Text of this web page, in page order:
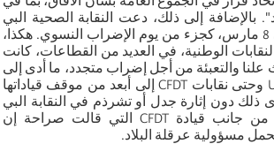
بالإضافة إلى ذلك، دعت النقابة الصحية البي
مهنية إلى إضراب في 8 مارس، كجزء من يوم الإضراب النسوي. هكذا،
الوطنية، في العديد من القطاعات، كانت
علنا والتعبئة من أجل إضراب متجدد، ما أدى إلى
دفع نقابات FO وUNSA وحتى نقابات CFDT إلى أبعد من موقف قياداتها
ذلك دون إثارة جدل أو تشرذم في النقابة البي
مهنية الوطنية، حتى من جانب قيادة CFDT التي قالت صراحة إن
مسؤولية عرقلة البلاد.